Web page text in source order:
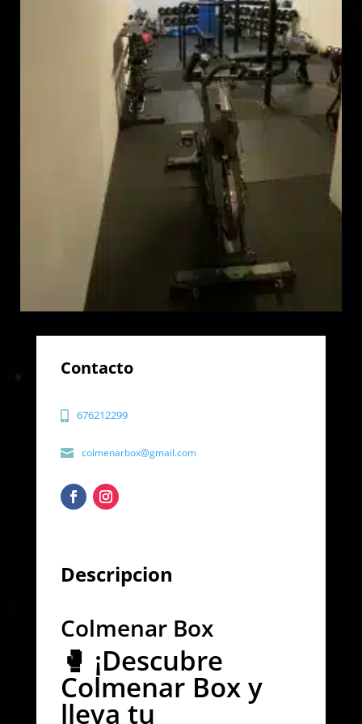
Contacto
676212299
colmenarbox@gmail.com
Descripcion
Colmenar Box
🥊 ¡Descubre
Colmenar Box y
lleva tu